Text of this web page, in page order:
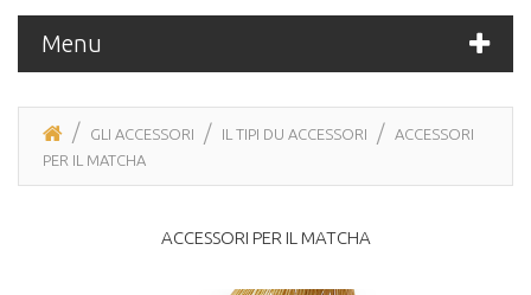
Menu
GLI ACCESSORI IL TIPI DU ACCESSORI
ACCESSORI
PER IL MATCHA
ACCESSORI PER IL MATCHA